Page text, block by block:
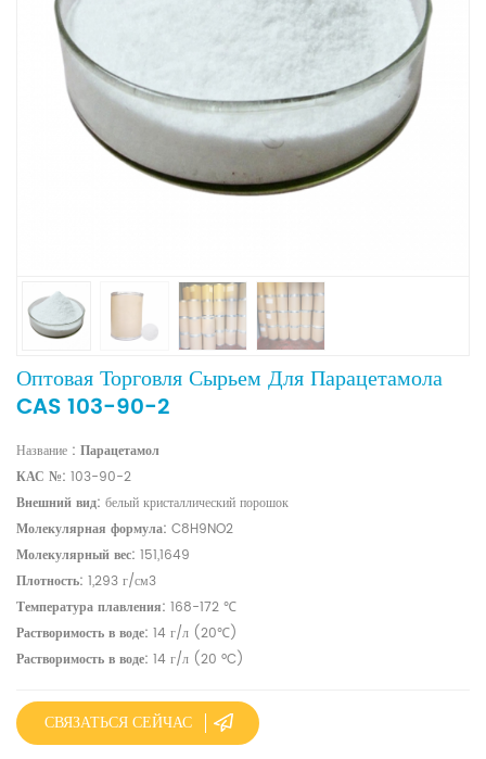
Оптовая Торговля Сырьем Для Парацетамола
CAS 103-90-2
Название : Парацетамол
КАС №: 103-90-2
Внешний вид: белый кристаллический порошок
Молекулярная формула: C8H9NO2
Молекулярный вес: 151,1649
Плотность: 1,293 г/см3
Температура плавления: 168-172 ℃
Растворимость в воде: 14 г/л (20℃)
Растворимость в воде: 14 г/л (20 ºC)
СВЯЗАТЬСЯ СЕЙЧАС